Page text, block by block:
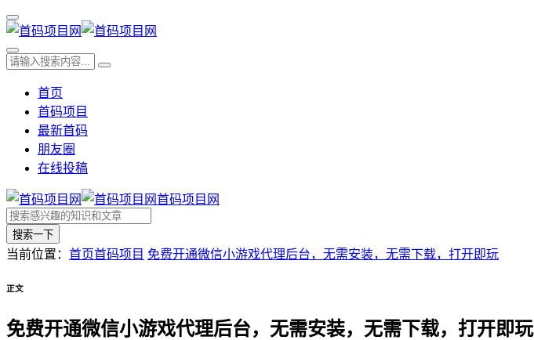
首页
首码项目
最新首码
朋友圈
在线投稿
首码项目网
搜索一下
当前位置： 首页首码项目 免费开通微信小游戏代理后台，无需安装，无需下载，打开即玩
正文
免费开通微信小游戏代理后台，无需安装，无需下载，打开即玩